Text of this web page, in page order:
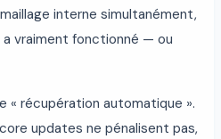
interne simultanément,
a vraiment fonctionné — ou
« récupération automatique ».
updates ne pénalisent pas,